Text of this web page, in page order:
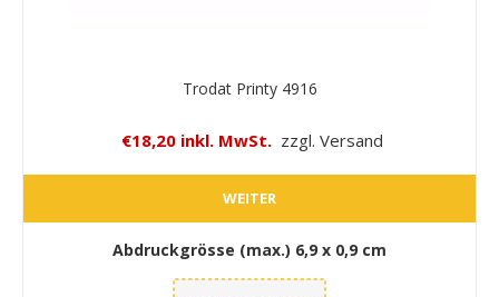
Trodat Printy 4916
€18,20 inkl. MwSt. zzgl. Versand
WEITER
Abdruckgrösse (max.) 6,9 x 0,9 cm